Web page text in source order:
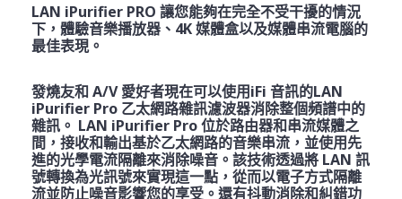
LAN iPurifier PRO 讓您能夠在完全不受干擾的情況
下，體驗音樂播放器、4K 媒體盒以及媒體串流電腦的
最佳表現。
發燒友和 A/V 愛好者現在可以使用iFi 音訊的LAN
iPurifier Pro 乙太網路雜訊濾波器消除整個頻譜中的
雜訊。 LAN iPurifier Pro 位於路由器和串流媒體之
間，接收和輸出基於乙太網路的音樂串流，並使用先
進的光學電流隔離來消除噪音。該技術透過將 LAN 訊
號轉換為光訊號來實現這一點，從而以電子方式隔離
流並防止噪音影響您的享受。還有抖動消除和糾錯功